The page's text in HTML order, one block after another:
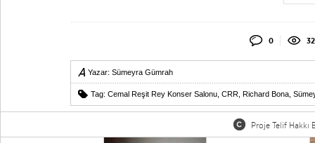
0
Yazar: Sümeyra Gümrah
Tag: Cemal Reşit Rey Konser Salonu CRR Richard Bona
Proje Telif Hakkı